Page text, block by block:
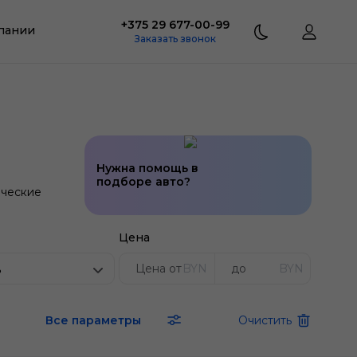
+375 29 677-00-99
Заказать звонок
Нужна помощь в
подборе авто?
Цена
BYN BYN
Все параметры Очистить